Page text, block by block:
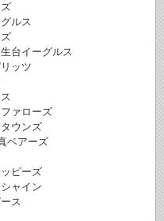
ルス
台イーグルス
ッツ
ァローズ
ウンズ
ベアーズ
ピーズ
ャイン
ス